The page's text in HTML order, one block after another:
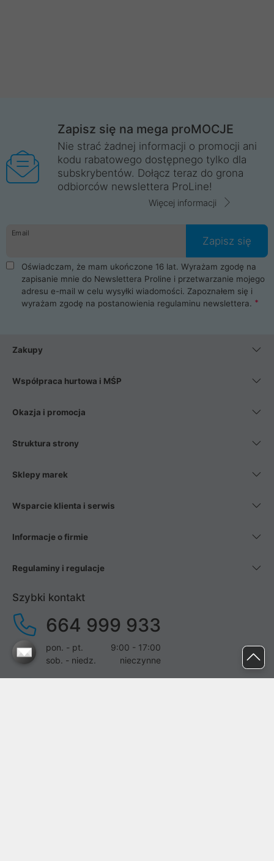
Zapisz się na mega proMOCJE
Nie strać żadnej informacji o promocji ani
kodu rabatowego dostępnego tylko dla
subskrybentów. Dołącz teraz do grona
odbiorców newslettera ProLine!
Więcej informacji
Email
Zapisz się
Oświadczam, że mam ukończone 16 lat. Wyrażam zgodę na
zapisanie mnie do Newslettera Proline i przetwarzanie mojego
adresu e-mail w celu wysyłki wiadomości. Zapoznałem się i
wyrażam zgodę na postanowienia regulaminu newslettera.
Zakupy
Współpraca hurtowa i MŚP
Okazja i promocja
Struktura strony
Sklepy marek
Wsparcie klienta i serwis
Informacje o firmie
Regulaminy i regulacje
Szybki kontakt
664 999 933
pon. - pt.
9:00 - 17:00
sob. - niedz.
nieczynne